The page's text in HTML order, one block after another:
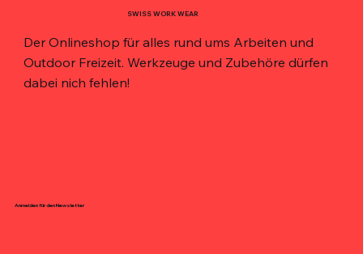
SWISS WORK WEAR
Der Onlineshop für alles rund ums Arbeiten und
Outdoor Freizeit. Werkzeuge und Zubehöre dürfen
dabei nich fehlen!
Anmelden für den Newsletter